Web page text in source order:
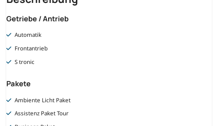
Getriebe / Antrieb
Automatik
Frontantrieb
S tronic
Pakete
Ambiente Licht Paket
Assistenz Paket Tour